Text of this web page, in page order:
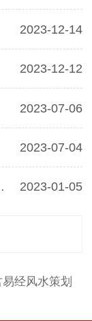
2023-12-14
2023-12-12
2023-07-06
2023-07-04
的效用性 2023-01-05
经风水策划